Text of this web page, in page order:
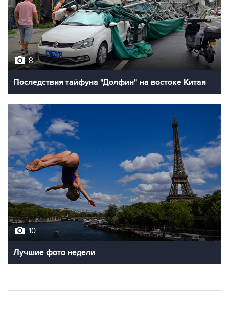
8
Последствия тайфуна "Долфин" на востоке Китая
10
Лучшие фото недели